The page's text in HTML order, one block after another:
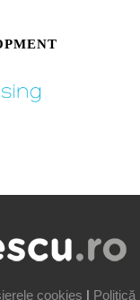
cookies | Politică